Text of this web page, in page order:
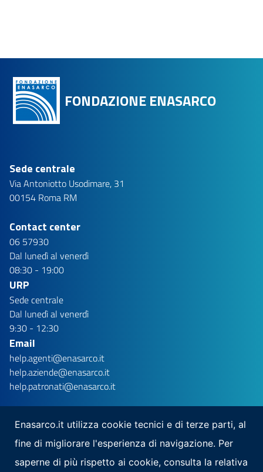
FONDAZIONE ENASARCO
Sede centrale
Via Antoniotto Usodimare, 31
00154 Roma RM
Contact center
06 57930
Dal lunedì al venerdì
08:30 - 19:00
URP
Sede centrale
Dal lunedì al venerdì
9:30 - 12:30
Email
help.agenti@enasarco.it
help.aziende@enasarco.it
help.patronati@enasarco.it
Enasarco.it utilizza cookie tecnici e di terze parti, al
fine di migliorare l'esperienza di navigazione. Per
saperne di più rispetto ai cookie, consulta la relativa